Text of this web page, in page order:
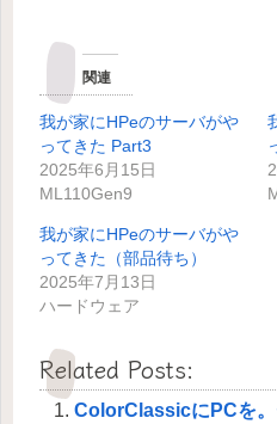
関連
我が家にHPeのサーバがや
ってきた Part3
2025年6月15日
ML110Gen9
我が家にHPeのサーバがや
ってきた（部品待ち）
2025年7月13日
ハードウェア
Related Posts:
ColorClassicにPCを